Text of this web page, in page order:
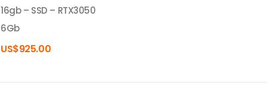
16gb – SSD – RTX3050
6Gb
US$925.00